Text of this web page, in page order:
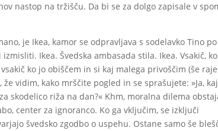
nastop na tržišču. Da bi se za dolgo zapisale v
je Ikea, kamor se odpravljava s sodelavko Tino po
Ikea. Švedska ambasada stila. Ikea. Vsakič,
ko jo obiščem in si kaj malega privoščim (še
vidim, kako mrščite pogled in se sprašujete: »Ja,
skodelico riža na dan?« Khm, moralna dilema
center za ignoranco. Ko ga vključim, se izključi
švedsko zgodbo o uspehu. Ostane samo še